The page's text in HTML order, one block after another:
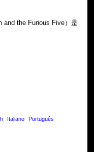
and the Furious Five）是
Italiano Português